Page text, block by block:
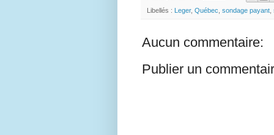
Libellés : Leger, Québec sondage payant
Aucun commentaire:
Publier un